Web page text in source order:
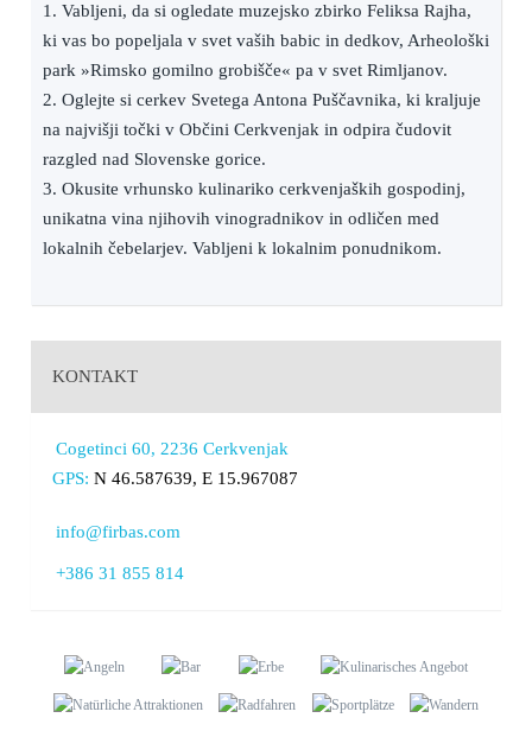
1. Vabljeni, da si ogledate muzejsko zbirko Feliksa Rajha,
ki vas bo popeljala v svet vaših babic in dedkov, Arheološki
park »Rimsko gomilno grobišče« pa v svet Rimljanov.
2. Oglejte si cerkev Svetega Antona Puščavnika, ki kraljuje
na najvišji točki v Občini Cerkvenjak in odpira čudovit
razgled nad Slovenske gorice.
3. Okusite vrhunsko kulinariko cerkvenjaških gospodinj,
unikatna vina njihovih vinogradnikov in odličen med
lokalnih čebelarjev. Vabljeni k lokalnim ponudnikom.
KONTAKT
Cogetinci 60, 2236 Cerkvenjak
GPS: N 46.587639, E 15.967087
info@firbas.com
+386 31 855 814